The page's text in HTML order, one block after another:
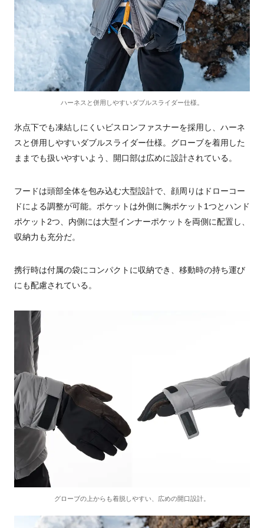
ハーネスと併用しやすいダブルスライダー仕様。
氷点下でも凍結しにくいビスロンファスナーを採用し、ハーネ
スと併用しやすいダブルスライダー仕様。グローブを着用した
ままでも扱いやすいよう、開口部は広めに設計されている。
フードは頭部全体を包み込む大型設計で、顔周りはドローコー
ドによる調整が可能。ポケットは外側に胸ポケット1つとハンド
ポケット2つ、内側には大型インナーポケットを両側に配置し、
収納力も充分だ。
携行時は付属の袋にコンパクトに収納でき、移動時の持ち運び
にも配慮されている。
グローブの上からも着脱しやすい、広めの開口設計。